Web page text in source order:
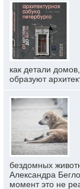
как детали
образуют
бездомных
Александра
момент это не